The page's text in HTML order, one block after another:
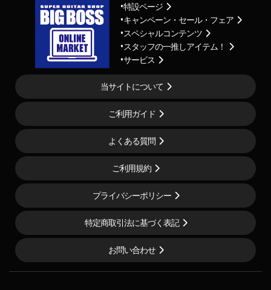
特設ページ
キャンペーン・セール・フェア
スペシャルコンテンツ
スタッフの一推しアイテム！
サービス
当サイトについて
ご利用ガイド
よくある質問
ご利用規約
プライバシーポリシー
特定商取引法に基づく表記
お問い合わせ